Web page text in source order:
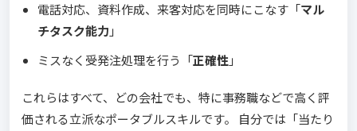
電話対応、資料作成、来客対応を同時にこなす「マル
チタスク能力 」
ミスなく受発注処理を行う「正確性」
これらはすべて、どの会社でも、特に事務職などで高く評
価される立派なポータブルスキルです。 自分では「当たり